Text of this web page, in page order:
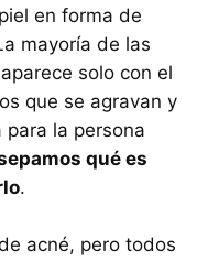
en forma de
mayoría de las
solo con el
que se agravan y
para la persona
qué es
.
acné, pero todos